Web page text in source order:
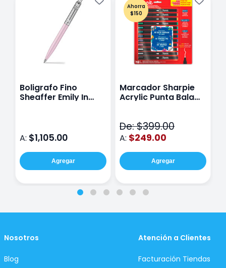
Boligrafo Fino
Sheaffer Emily In
A: $1,105.00
Agregar
Ahorra
$150
Marcador Sharpie
Acrylic Punta Bala
De: $399.00
A: $249.00
Agregar
Nosotros
Blog
Atención a Clientes
Facturación Tiendas